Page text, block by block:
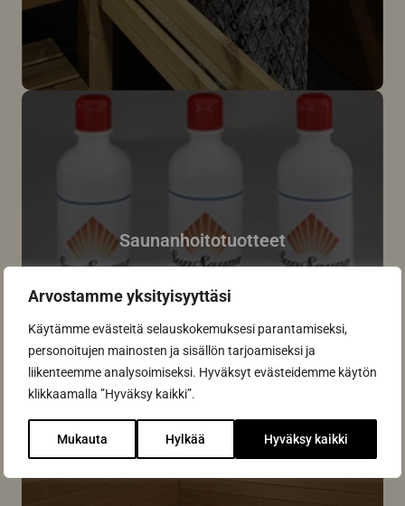
Arvostamme yksityisyyttäsi
Käytämme evästeitä selauskokemuksesi parantamiseksi,
personoitujen mainosten ja sisällön tarjoamiseksi ja
liikenteemme analysoimiseksi. Hyväksyt evästeidemme käytön
klikkaamalla ”Hyväksy kaikki”.
Mukauta Hylkää Hyväksy kaikki
Saunanhoitotuotteet
pitkään.